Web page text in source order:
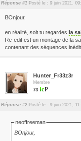
Réponse #1 Posté le : 9 juin 2021,
BOnjour,
en réalité, soit tu regardes la
Re-edit est un montage de la
contenant des séquences
Hunter_Fr33z3r
Membre
73
Réponse #2 Posté le : 9 juin 2021,
neoffreeman
BOnjour,